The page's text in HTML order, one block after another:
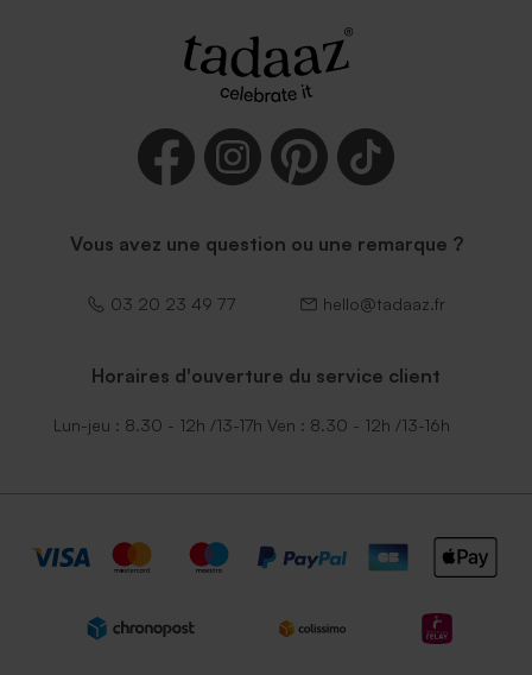
Vous avez une question ou une remarque ?
03 20 23 49 77 hello@tadaaz.fr
Horaires d'ouverture du service client
Lun-jeu : 8.30 - 12h /13-17h Ven : 8.30 - 12h /13-16h